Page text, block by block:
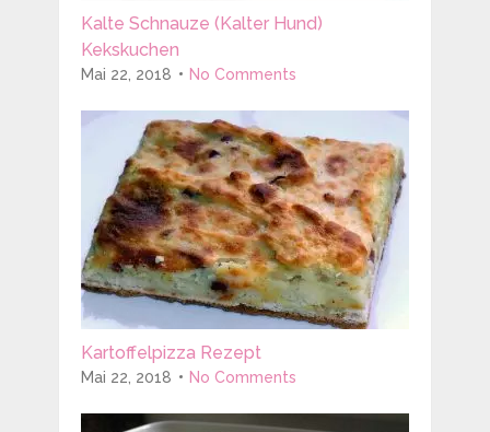
Kalte Schnauze (Kalter Hund)
Kekskuchen
Mai 22, 2018 No Comments
Kartoffelpizza Rezept
Mai 22, 2018 No Comments